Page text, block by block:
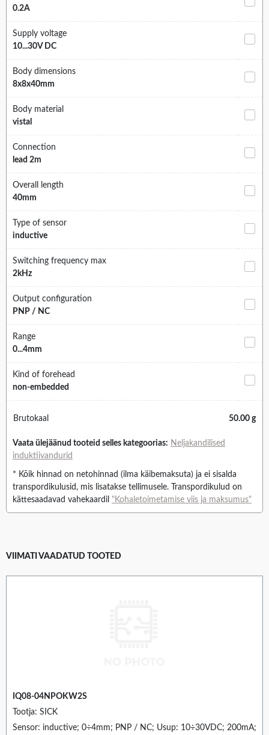
0.2A
Supply voltage
10...30V DC
Body dimensions
8x8x40mm
Body material
vistal
Connection
lead 2m
Overall length
40mm
Type of sensor
inductive
Switching frequency max
2kHz
Output configuration
PNP / NC
Range
0...4mm
Kind of forehead
non-embedded
Brutokaal 50.00 g
Vaata ülejäänud tooteid selles kategoorias: Neljakandilised
induktiivandurid
* Kõik hinnad on netohinnad (ilma käibemaksuta) ja ei sisalda
transpordikulusid, mis lisatakse tellimusele. Transpordikulud on
kättesaadavad vahekaardil "Kohaletoimetamise viis ja maksumus"
VIIMATI VAADATUD TOOTED
IQ08-04NPOKW2S
Tootja: SICK
Sensor: inductive; 0÷4mm; PNP / NC; Usup: 10÷30VDC; 200mA;